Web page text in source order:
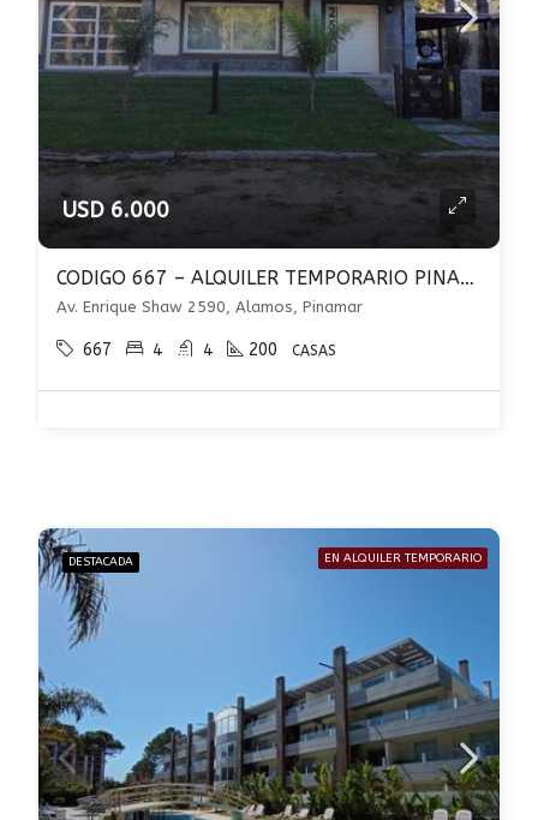
USD 6.000
CODIGO 667 – ALQUILER TEMPORARIO PINAMAR – ZONA ALAMOS.
Av. Enrique Shaw 2590, Alamos, Pinamar
667 4 4 200 CASAS
DESTACADA EN ALQUILER TEMPORARIO